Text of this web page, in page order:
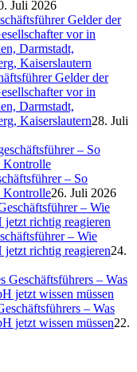
Juli 2026
Gelder der
vor in
Darmstadt,
Kaiserslautern28. Juli
– So
Kontrolle26. Juli 2026
– Wie
jetzt richtig reagieren24.
– Was
jetzt wissen müssen22.